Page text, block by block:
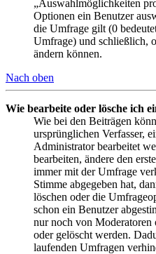
„Auswahlmöglichkeiten
Optionen ein Benutzer
die Umfrage gilt (0
Umfrage) und schließlich,
ändern können.
Nach oben
Wie bearbeite oder lösche ich
Wie bei den Beiträgen
ursprünglichen Verfasser,
Administrator bearbeitet
bearbeiten, ändere den
immer mit der Umfrage
Stimme abgegeben hat,
löschen oder die
schon ein Benutzer
nur noch von Moderatoren
oder gelöscht werden.
laufenden Umfragen